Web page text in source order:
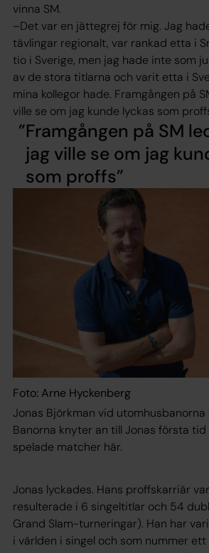
vinna SM.
–Det var en jättegrej för mig. Jag
tävlingar regionalt, var rankad etta i
tio i Sverige, men jag hade inte som
av de stora titlarna och varit etta i
mina kollegor hade. Framgången på
ville se om jag kunde lyckas som
Framgången på SM
jag ville se om jag
som proffs
Foto: Arne Hyckenberg
Jonas Björkman vid utomhusbanorna
Banorna knyter an till Jonas första
spelade matcher här.
Jonas lyckades. Hans proffskarriär
resulterade i 6 singeltitlar och 54
Grand Slam-turneringar). Han har
i världen i singel och som nummer ett